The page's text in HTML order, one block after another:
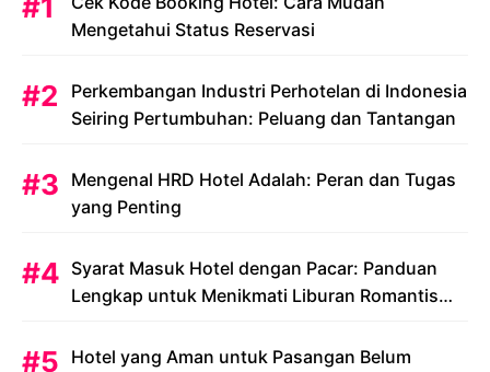
Mengetahui Status Reservasi
Perkembangan Industri Perhotelan di Indonesia
Seiring Pertumbuhan: Peluang dan Tantangan
Mengenal HRD Hotel Adalah: Peran dan Tugas
yang Penting
Syarat Masuk Hotel dengan Pacar: Panduan
Lengkap untuk Menikmati Liburan Romantis
Hotel yang Aman untuk Pasangan Belum